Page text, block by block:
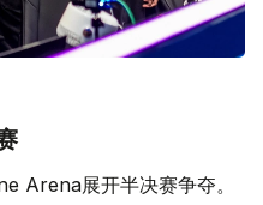
Arena展开半决赛争夺。